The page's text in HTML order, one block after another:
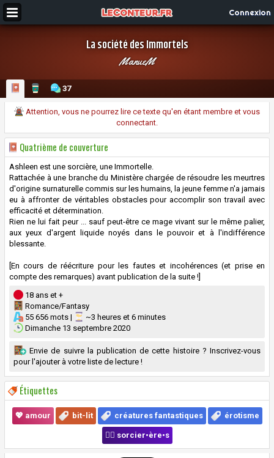
Connexion
La société des Immortels
ManueM
37
Attention, vous ne pourrez lire ce texte qu'en étant membre et vous
connectant.
Quatrième de couverture
Ashleen est une sorcière, une Immortelle.
Rattachée à une branche du Ministère chargée de résoudre les meurtres
d'origine surnaturelle commis sur les humains, la jeune femme n'a jamais
eu à affronter de véritables obstacles pour accomplir son travail avec
efficacité et détermination.
Rien ne lui fait peur ... sauf peut-être ce mage vivant sur le même palier,
aux yeux d'argent liquide noyés dans le pouvoir et à l'indifférence
blessante.
[En cours de réécriture pour les fautes et incohérences (et prise en
compte des remarques) avant publication de la suite !]
18 ans et +
Romance/Fantasy
55 656 mots |
~3 heures et 6 minutes
Dimanche 13 septembre 2020
Envie de suivre la publication de cette histoire ? Inscrivez-vous
pour l'ajouter à votre liste de lecture !
Étiquettes
💖 amour bit-lit créatures fantastiques érotisme
🧙‍♀️ sorcier•ère•s